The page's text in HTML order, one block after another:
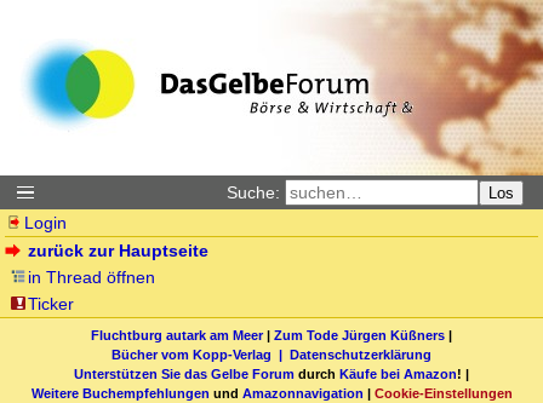
Suche: Los
Login
zurück zur Hauptseite
in Thread öffnen
Ticker
Fluchtburg autark am Meer| Zum Tode Jürgen Küßners |
Bücher vom Kopp-Verlag | Datenschutzerklärung
Unterstützen Sie das Gelbe Forum durch Käufe bei Amazon! |
Weitere Buchempfehlungen und Amazonnavigation | Cookie-Einstellungen